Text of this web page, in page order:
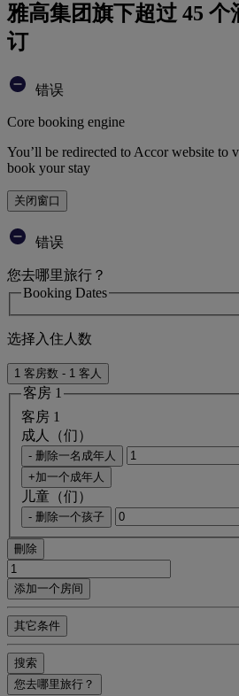
雅高集团旗下超过 45 个
订
错误
Core booking engine
You’ll be redirected to Accor website to
book your stay
关闭窗口
错误
您去哪里旅行？
Booking Dates
选择入住人数
1 客房数 - 1 客人
客房 1
客房 1
成人（们）
- 删除一名成年人
+加一个成年人
儿童（们）
- 删除一个孩子
刪除
添加一个房间
其它条件
搜索
您去哪里旅行？